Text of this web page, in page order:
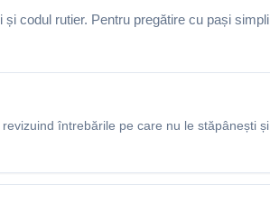
codul rutier. Pentru pregătire cu pași
întrebările pe care nu le stăpânești